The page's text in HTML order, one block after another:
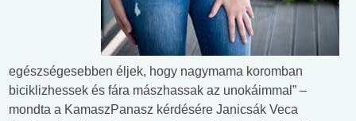
egészségesebben éljek, hogy nagymama koromban
biciklizhessek és fára mászhassak az unokáimmal” –
mondta a KamaszPanasz kérdésére Janicsák Veca